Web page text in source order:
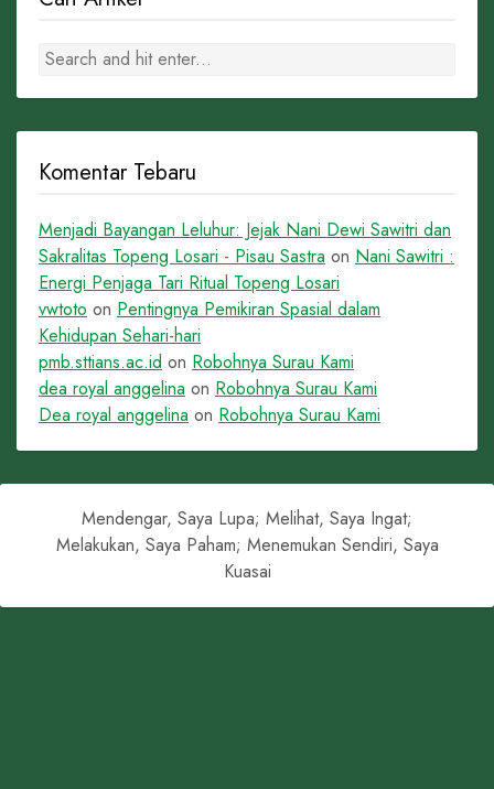
Komentar Tebaru
Menjadi Bayangan Leluhur: Jejak Nani Dewi Sawitri dan
Sakralitas Topeng Losari - Pisau Sastra on Nani Sawitri :
Energi Penjaga Tari Ritual Topeng Losari
vwtoto on Pentingnya Pemikiran Spasial dalam
Kehidupan Sehari-hari
pmb.sttians.ac.id on Robohnya Surau Kami
dea royal anggelina on Robohnya Surau Kami
Dea royal anggelina on Robohnya Surau Kami
Mendengar, Saya Lupa; Melihat, Saya Ingat;
Melakukan, Saya Paham; Menemukan Sendiri, Saya
Kuasai